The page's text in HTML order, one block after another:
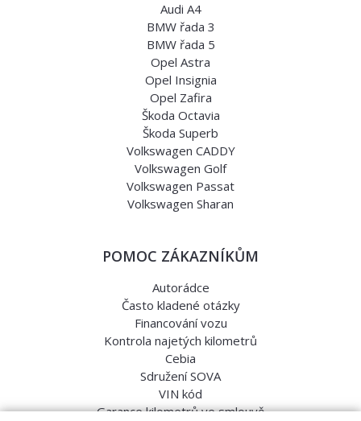
Audi A4
BMW řada 3
BMW řada 5
Opel Astra
Opel Insignia
Opel Zafira
Škoda Octavia
Škoda Superb
Volkswagen CADDY
Volkswagen Golf
Volkswagen Passat
Volkswagen Sharan
POMOC ZÁKAZNÍKŮM
Autorádce
Často kladené otázky
Financování vozu
Kontrola najetých kilometrů
Cebia
Sdružení SOVA
VIN kód
Garance kilometrů ve smlouvě